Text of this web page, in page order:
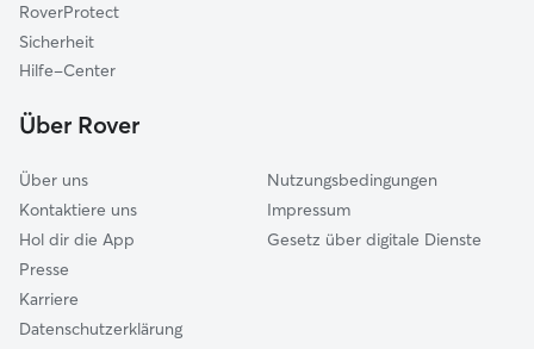
Kriftel
Hattersheim am Main
RoverProtect
Sicherheit
Hilfe-Center
Über Rover
Über uns
Kontaktiere uns
Hol dir die App
Presse
Karriere
Datenschutzerklärung
Nutzungsbedingungen
Impressum
Gesetz über digitale Dienste